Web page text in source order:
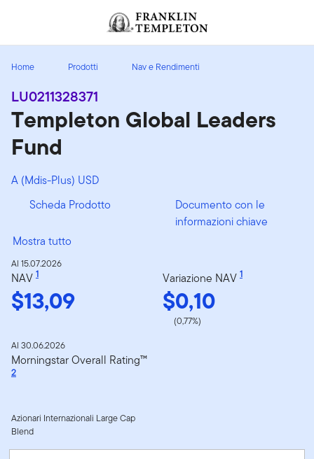
Header menu toggle
Home Prodotti Nav e Rendimenti
LU0211328371
Templeton Global Leaders
Fund
A (Mdis-Plus) USD
Scheda Prodotto
Documento con le
informazioni chiave
Mostra tutto
Al 15.07.2026
NAV 1
$13,09
Variazione NAV 1
$0,10
(0,77%)
Al 30.06.2026
Morningstar Overall Rating™
2
Azionari Internazionali Large Cap
Blend